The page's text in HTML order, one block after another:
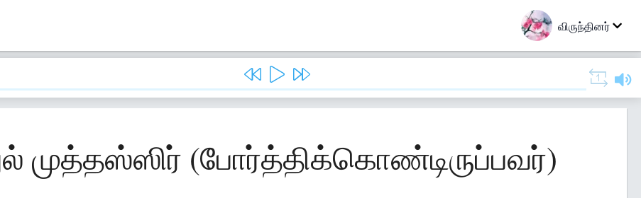
விருந்தினர்
முத்தஸ்ஸிர் (போர்த்திக்கொண்டிருப்பவர்)